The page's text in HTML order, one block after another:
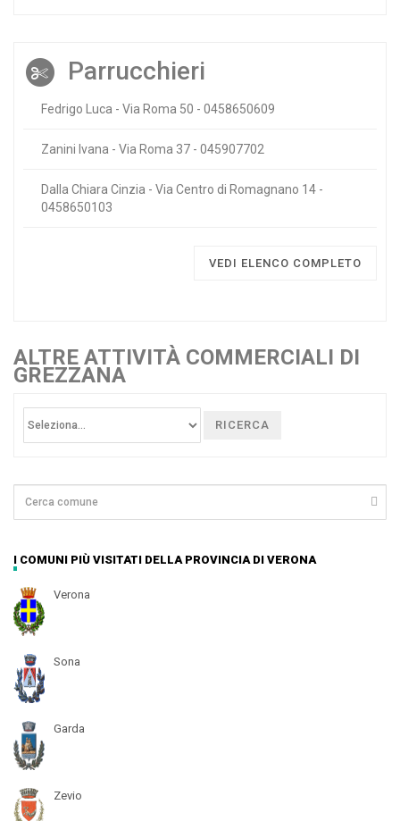
Parrucchieri
Fedrigo Luca - Via Roma 50 - 0458650609
Zanini Ivana - Via Roma 37 - 045907702
Dalla Chiara Cinzia - Via Centro di Romagnano 14 -
0458650103
VEDI ELENCO COMPLETO
ALTRE ATTIVITÀ COMMERCIALI DI
GREZZANA
RICERCA
I COMUNI PIÙ VISITATI DELLA PROVINCIA DI VERONA
Verona
Sona
Garda
Zevio